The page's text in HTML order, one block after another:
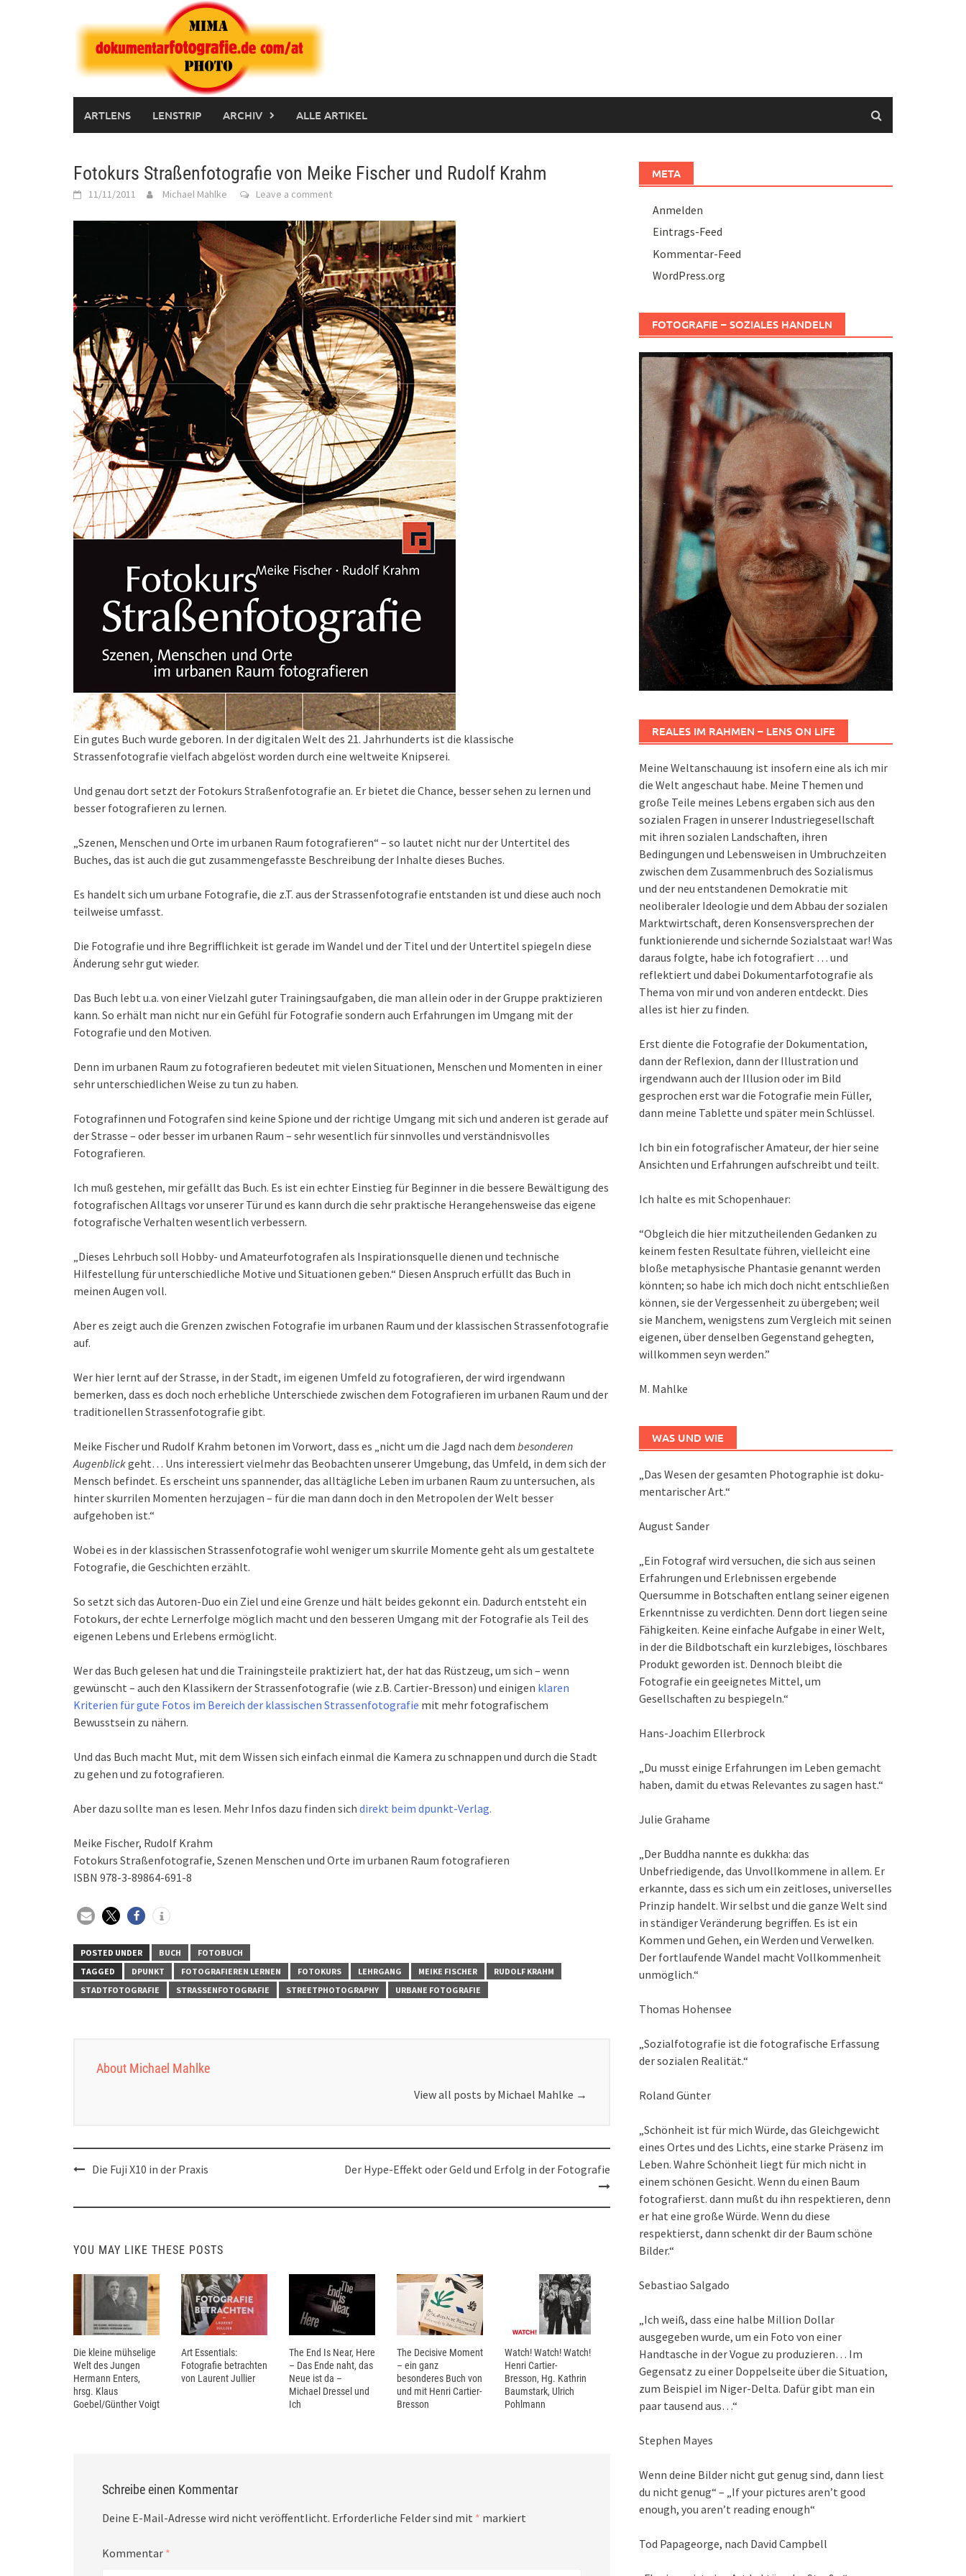
ARTLENS LENSTRIP ARCHIV ALLE ARTIKEL
Fotokurs Straßenfotografie von Meike Fischer und Rudolf Krahm
11/11/2011 Michael Mahlke Leave a comment
Ein gutes Buch wurde geboren. In der digitalen Welt des 21. Jahrhunderts ist die klassische
Strassenfotografie vielfach abgelöst worden durch eine weltweite Knipserei.
Und genau dort setzt der Fotokurs Straßenfotografie an. Er bietet die Chance, besser sehen zu lernen und
besser fotografieren zu lernen.
„Szenen, Menschen und Orte im urbanen Raum fotografieren“ – so lautet nicht nur der Untertitel des
Buches, das ist auch die gut zusammengefasste Beschreibung der Inhalte dieses Buches.
Es handelt sich um urbane Fotografie, die z.T. aus der Strassenfotografie entstanden ist und diese auch noch
teilweise umfasst.
Die Fotografie und ihre Begrifflichkeit ist gerade im Wandel und der Titel und der Untertitel spiegeln diese
Änderung sehr gut wieder.
Das Buch lebt u.a. von einer Vielzahl guter Trainingsaufgaben, die man allein oder in der Gruppe praktizieren
kann. So erhält man nicht nur ein Gefühl für Fotografie sondern auch Erfahrungen im Umgang mit der
Fotografie und den Motiven.
Denn im urbanen Raum zu fotografieren bedeutet mit vielen Situationen, Menschen und Momenten in einer
sehr unterschiedlichen Weise zu tun zu haben.
Fotografinnen und Fotografen sind keine Spione und der richtige Umgang mit sich und anderen ist gerade auf
der Strasse – oder besser im urbanen Raum – sehr wesentlich für sinnvolles und verständnisvolles
Fotografieren.
Ich muß gestehen, mir gefällt das Buch. Es ist ein echter Einstieg für Beginner in die bessere Bewältigung des
fotografischen Alltags vor unserer Tür und es kann durch die sehr praktische Herangehensweise das eigene
fotografische Verhalten wesentlich verbessern.
„Dieses Lehrbuch soll Hobby- und Amateurfotografen als Inspirationsquelle dienen und technische
Hilfestellung für unterschiedliche Motive und Situationen geben.“ Diesen Anspruch erfüllt das Buch in
meinen Augen voll.
Aber es zeigt auch die Grenzen zwischen Fotografie im urbanen Raum und der klassischen Strassenfotografie
auf.
Wer hier lernt auf der Strasse, in der Stadt, im eigenen Umfeld zu fotografieren, der wird irgendwann
bemerken, dass es doch noch erhebliche Unterschiede zwischen dem Fotografieren im urbanen Raum und der
traditionellen Strassenfotografie gibt.
Meike Fischer und Rudolf Krahm betonen im Vorwort, dass es „nicht um die Jagd nach dem besonderen
Augenblickgeht… Uns interessiert vielmehr das Beobachten unserer Umgebung, das Umfeld, in dem sich der
Mensch befindet. Es erscheint uns spannender, das alltägliche Leben im urbanen Raum zu untersuchen, als
hinter skurrilen Momenten herzujagen – für die man dann doch in den Metropolen der Welt besser
aufgehoben ist.“
Wobei es in der klassischen Strassenfotografie wohl weniger um skurrile Momente geht als um gestaltete
Fotografie, die Geschichten erzählt.
So setzt sich das Autoren-Duo ein Ziel und eine Grenze und hält beides gekonnt ein. Dadurch entsteht ein
Fotokurs, der echte Lernerfolge möglich macht und den besseren Umgang mit der Fotografie als Teil des
eigenen Lebens und Erlebens ermöglicht.
Wer das Buch gelesen hat und die Trainingsteile praktiziert hat, der hat das Rüstzeug, um sich – wenn
gewünscht – auch den Klassikern der Strassenfotografie (wie z.B. Cartier-Bresson) und einigen klaren
Kriterien für gute Fotos im Bereich der klassischen Strassenfotografie mit mehr fotografischem
Bewusstsein zu nähern.
Und das Buch macht Mut, mit dem Wissen sich einfach einmal die Kamera zu schnappen und durch die Stadt
zu gehen und zu fotografieren.
Aber dazu sollte man es lesen. Mehr Infos dazu finden sich direkt beim dpunkt-Verlag.
Meike Fischer, Rudolf Krahm
Fotokurs Straßenfotografie, Szenen Menschen und Orte im urbanen Raum fotografieren
ISBN 978-3-89864-691-8
POSTED UNDER BUCH
FOTOBUCH
TAGGED
DPUNKT FOTOGRAFIEREN LERNEN FOTOKURS LEHRGANG MEIKE FISCHER
RUDOLF KRAHM
STADTFOTOGRAFIE
STRASSENFOTOGRAFIE STREETPHOTOGRAPHY URBANE FOTOGRAFIE
About Michael Mahlke
View all posts by Michael Mahlke →
PostDie Fuji X10 in der Praxis Der Hype-Effekt oder Geld und Erfolg in der Fotografie
YOU MAY LIKE THESE POSTS
Die kleine mühselige
Welt des Jungen
Hermann Enters,
hrsg. Klaus
Goebel/Günther Voigt
Art Essentials:
Fotografie betrachten
von Laurent Jullier
The End Is Near, Here
– Das Ende naht, das
Neue ist da –
Michael Dressel und
Ich
The Decisive Moment
– ein ganz
besonderes Buch von
und mit Henri Cartier-
Bresson
Watch! Watch! Watch!
Henri Cartier-
Bresson, Hg. Kathrin
Baumstark, Ulrich
Pohlmann
Schreibe einen Kommentar
Deine E-Mail-Adresse wird nicht veröffentlicht. Erforderliche Felder sind mit * markiert
Kommentar *
META
Anmelden
Eintrags-Feed
Kommentar-Feed
WordPress.org
FOTOGRAFIE – SOZIALES HANDELN
REALES IM RAHMEN – LENS ON LIFE
Meine Weltanschauung ist insofern eine als ich mir
die Welt angeschaut habe. Meine Themen und
große Teile meines Lebens ergaben sich aus den
sozialen Fragen in unserer Industriegesellschaft
mit ihren sozialen Landschaften, ihren
Bedingungen und Lebensweisen in Umbruchzeiten
zwischen dem Zusammenbruch des Sozialismus
und der neu entstandenen Demokratie mit
neoliberaler Ideologie und dem Abbau der sozialen
Marktwirtschaft, deren Konsensversprechen der
funktionierende und sichernde Sozialstaat war! Was
daraus folgte, habe ich fotografiert … und
reflektiert und dabei Dokumentarfotografie als
Thema von mir und von anderen entdeckt. Dies
alles ist hier zu finden.
Erst diente die Fotografie der Dokumentation,
dann der Reflexion, dann der Illustration und
irgendwann auch der Illusion oder im Bild
gesprochen erst war die Fotografie mein Füller,
dann meine Tablette und später mein Schlüssel.
Ich bin ein fotografischer Amateur, der hier seine
Ansichten und Erfahrungen aufschreibt und teilt.
Ich halte es mit Schopenhauer:
“Obgleich die hier mitzutheilenden Gedanken zu
keinem festen Resultate führen, vielleicht eine
bloße metaphysische Phantasie genannt werden
könnten; so habe ich mich doch nicht entschließen
können, sie der Vergessenheit zu übergeben; weil
sie Manchem, wenigstens zum Vergleich mit seinen
eigenen, über denselben Gegenstand gehegten,
willkommen seyn werden.”
M. Mahlke
WAS UND WIE
„Das We­sen der ge­sam­ten Pho­to­gra­phie ist do­ku­
men­ta­ri­scher Art.“
August Sander
„Ein Fotograf wird versuchen, die sich aus seinen
Erfahrungen und Erlebnissen ergebende
Quersumme in Botschaften entlang seiner eigenen
Erkenntnisse zu verdichten. Denn dort liegen seine
Fähigkeiten. Keine einfache Aufgabe in einer Welt,
in der die Bildbotschaft ein kurzlebiges, löschbares
Produkt geworden ist. Dennoch bleibt die
Fotografie ein geeignetes Mittel, um
Gesellschaften zu bespiegeln.“
Hans-Joachim Ellerbrock
„Du musst einige Erfahrungen im Leben gemacht
haben, damit du etwas Relevantes zu sagen hast.“
Julie Grahame
„Der Buddha nannte es dukkha: das
Unbefriedigende, das Unvollkommene in allem. Er
erkannte, dass es sich um ein zeitloses, universelles
Prinzip handelt. Wir selbst und die ganze Welt sind
in ständiger Veränderung begriffen. Es ist ein
Kommen und Gehen, ein Werden und Verwelken.
Der fortlaufende Wandel macht Vollkommenheit
unmöglich.“
Thomas Hohensee
„Sozialfotografie ist die fotografische Erfassung
der sozialen Realität.“
Roland Günter
„Schönheit ist für mich Würde, das Gleichgewicht
eines Ortes und des Lichts, eine starke Präsenz im
Leben. Wahre Schönheit liegt für mich nicht in
einem schönen Gesicht. Wenn du einen Baum
fotografierst. dann mußt du ihn respektieren, denn
er hat eine große Würde. Wenn du diese
respektierst, dann schenkt dir der Baum schöne
Bilder.“
Sebastiao Salgado
„Ich weiß, dass eine halbe Million Dollar
ausgegeben wurde, um ein Foto von einer
Handtasche in der Vogue zu produzieren… Im
Gegensatz zu einer Doppelseite über die Situation,
zum Beispiel im Niger-Delta. Dafür gibt man ein
paar tausend aus…“
Stephen Mayes
Wenn deine Bilder nicht gut genug sind, dann liest
du nicht genug“ – „If your pictures aren’t good
enough, you aren’t reading enough“
Tod Papageorge, nach David Campbell